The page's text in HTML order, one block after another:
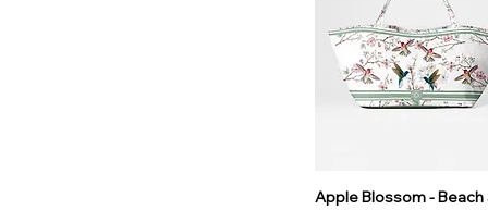
Apple Blossom -